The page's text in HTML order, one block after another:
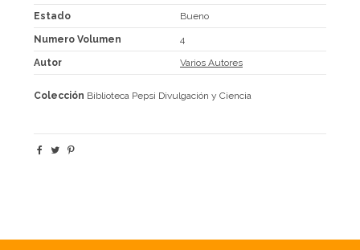
Estado Bueno
Numero Volumen 4
Autor Varios Autores
Colección Biblioteca Pepsi Divulgación y Ciencia